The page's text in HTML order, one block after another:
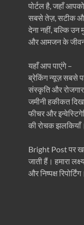
पोर्टल है, जहाँ
सबसे तेज़, सटीक और
देना नहीं, बल्कि उन
और आमजन के
यहाँ आप पाएंगे –
ब्रेकिंग न्यूज़ सबसे
संस्कृति और रोजगार
जमीनी हकीकत
फीचर और
की रोचक झलकियाँ।
Bright Post पर
जाती हैं। हमारा
और निष्पक्ष